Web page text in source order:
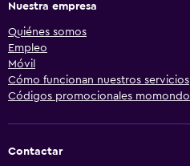
Nuestra empresa
Quiénes somos
Empleo
Móvil
Cómo funcionan nuestros servicios
Códigos promocionales momondo
Contactar